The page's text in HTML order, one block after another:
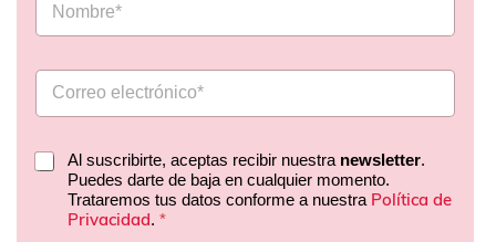
Al suscribirte, aceptas recibir nuestra newsletter.
Puedes darte de baja en cualquier momento.
Trataremos tus datos conforme a nuestra Política de
Privacidad. *